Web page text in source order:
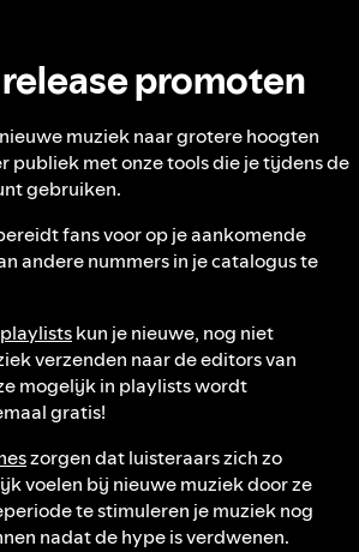
promoten
muziek naar grotere hoogten
publiek met onze tools die je tijdens de
gebruiken.
fans voor op je aankomende
andere nummers in je catalogus te
kun je nieuwe, nog niet
verzenden naar de editors van
mogelijk in playlists wordt
gratis!
zorgen dat luisteraars zich zo
voelen bij nieuwe muziek door ze
te stimuleren je muziek nog
nadat de hype is verdwenen.